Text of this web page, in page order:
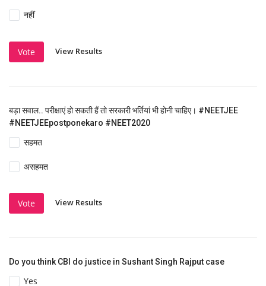
नहीं
Vote View Results
बड़ा सवाल.. परीक्षाएं हो सकती हैं तो सरकारी भर्तियां भी होनी चाहिए। #NEETJEE
#NEETJEEpostponekaro #NEET2020
सहमत
असहमत
Vote View Results
Do you think CBI do justice in Sushant Singh Rajput case
Yes